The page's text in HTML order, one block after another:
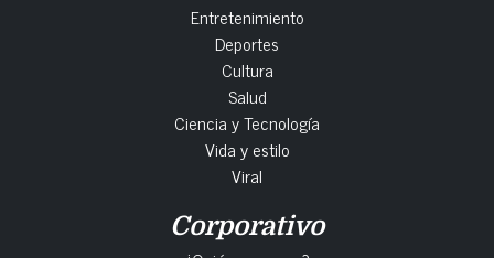
Entretenimiento
Deportes
Cultura
Salud
Ciencia y Tecnología
Vida y estilo
Viral
Corporativo